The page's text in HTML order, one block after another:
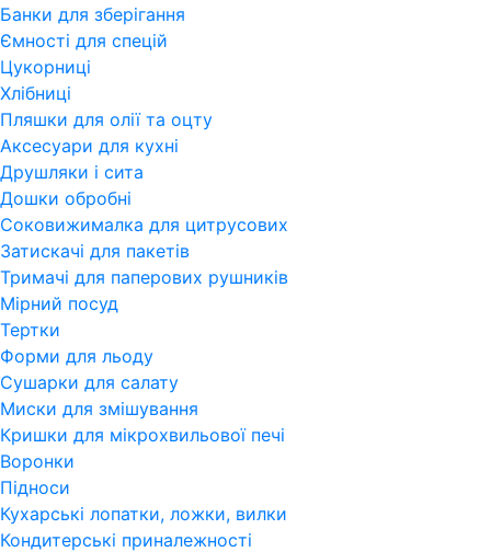
Банки для зберігання
Ємності для спецій
Цукорниці
Хлібниці
Пляшки для олії та оцту
Аксесуари для кухні
Друшляки і сита
Дошки обробні
Соковижималка для цитрусових
Затискачі для пакетів
Тримачі для паперових рушників
Мірний посуд
Тертки
Форми для льоду
Сушарки для салату
Миски для змішування
Кришки для мікрохвильової печі
Воронки
Підноси
Кухарські лопатки, ложки, вилки
Кондитерські приналежності